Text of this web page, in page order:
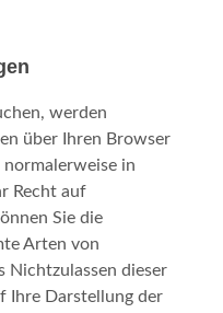
werden
über Ihren Browser
in
Recht auf
Sie die
Arten von
Nichtzulassen dieser
Ihre Darstellung der